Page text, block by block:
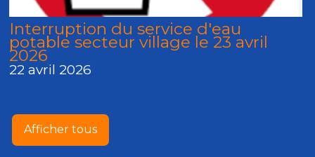
Interruption du service d'eau
potable secteur village le 23 avril
2026
22 avril 2026
Afficher tous